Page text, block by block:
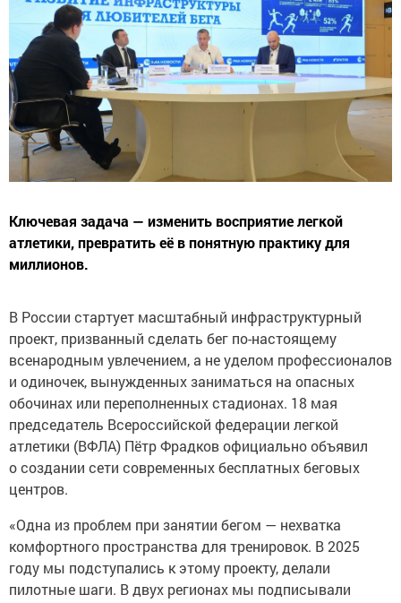
Ключевая задача — изменить восприятие легкой
атлетики, превратить её в понятную практику для
миллионов.
В России стартует масштабный инфраструктурный
проект, призванный сделать бег по-настоящему
всенародным увлечением, а не уделом профессионалов
и одиночек, вынужденных заниматься на опасных
обочинах или переполненных стадионах. 18 мая
председатель Всероссийской федерации легкой
атлетики (ВФЛА) Пётр Фрадков официально объявил
о создании сети современных бесплатных беговых
центров.
«Одна из проблем при занятии бегом — нехватка
комфортного пространства для тренировок. В 2025
году мы подступались к этому проекту, делали
пилотные шаги. В двух регионах мы подписывали